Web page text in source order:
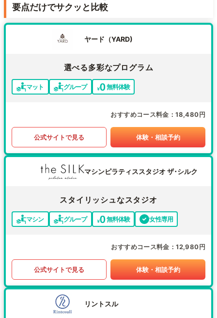
要点だけでサクッと比較
ヤード（YARD)
選べる多彩なプログラム
マット グループ 無料体験
おすすめコース料金 18,480円
公式サイトで見る 体験・相談予約
マシンピラティススタジオ ザ･シルク
スタイリッシュなスタジオ
マシン グループ 無料体験 女性専用
おすすめコース料金 12,980円
公式サイトで見る 体験・相談予約
リントスル